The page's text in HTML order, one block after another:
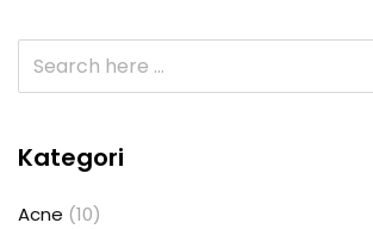
Kategori
Acne (10)